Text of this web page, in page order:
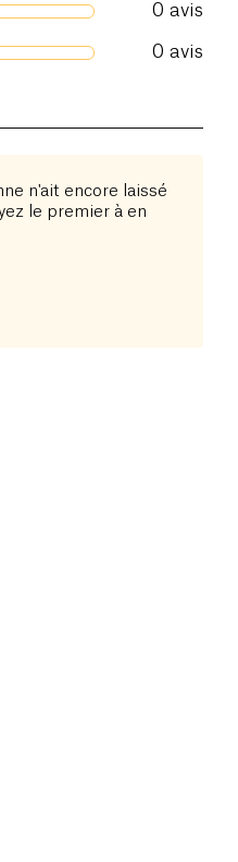
0 avis
0 avis
n'ait encore laissé
le premier à en